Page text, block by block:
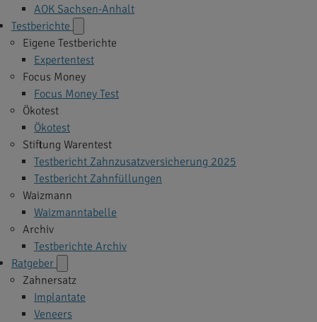
AOK Sachsen-Anhalt
Testberichte
Eigene Testberichte
Expertentest
Focus Money
Focus Money Test
Ökotest
Ökotest
Stiftung Warentest
Testbericht Zahnzusatzversicherung 2025
Testbericht Zahnfüllungen
Waizmann
Waizmanntabelle
Archiv
Testberichte Archiv
Ratgeber
Zahnersatz
Implantate
Veneers